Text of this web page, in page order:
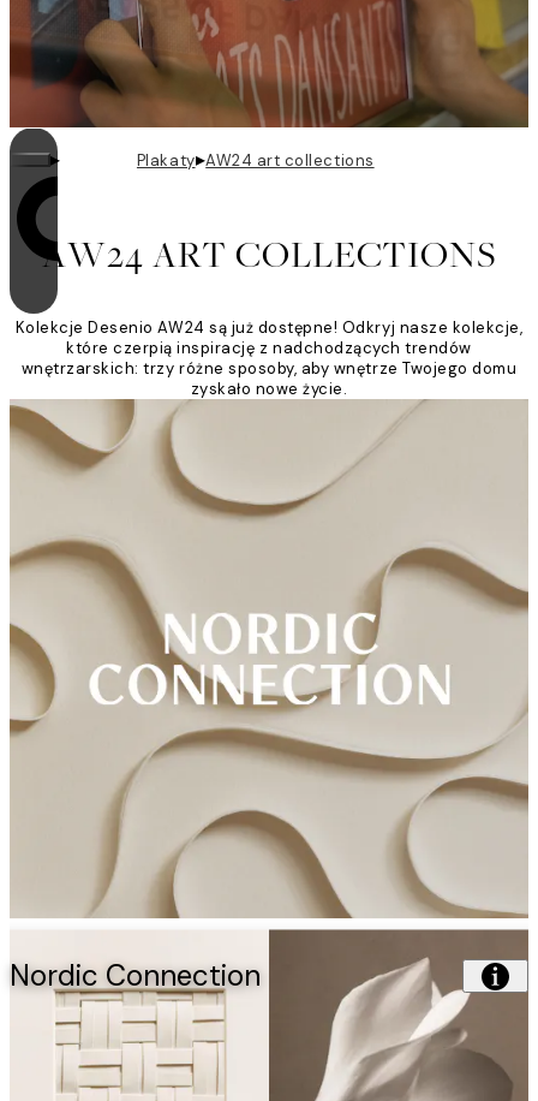
▸ Plakaty▸AW24 art collections
AW24 ART COLLECTIONS
Kolekcje Desenio AW24 są już dostępne! Odkryj nasze kolekcje,
które czerpią inspirację z nadchodzących trendów
wnętrzarskich: trzy różne sposoby, aby wnętrze Twojego domu
zyskało nowe życie.
Nordic Connection